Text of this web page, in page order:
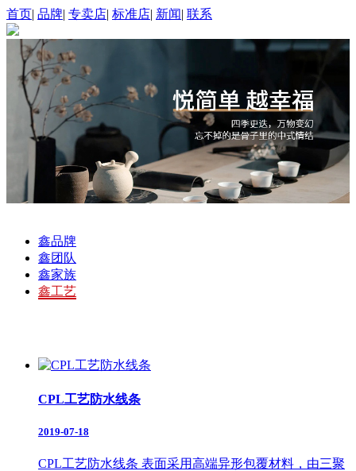
首页| 品牌| 专卖店| 标准店| 新闻| 联系
鑫品牌
鑫团队
鑫家族
鑫工艺
CPL工艺防水线条
2019-07-18
CPL工艺防水线条 表面采用高端异形包覆材料，由三聚